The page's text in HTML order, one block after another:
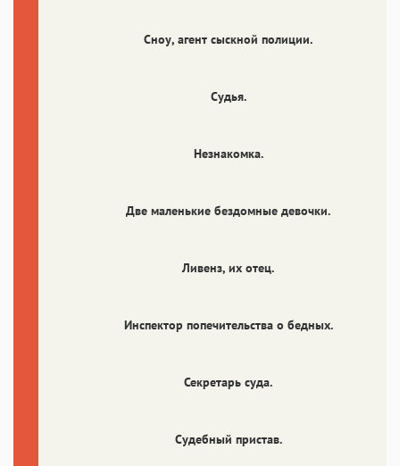
Сноу, агент сыскной полиции.
Судья.
Незнакомка.
Две маленькие бездомные девочки.
Ливенз, их отец.
Инспектор попечительства о бедных.
Секретарь суда.
Судебный пристав.